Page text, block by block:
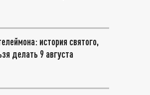
история святого,
делать 9 августа